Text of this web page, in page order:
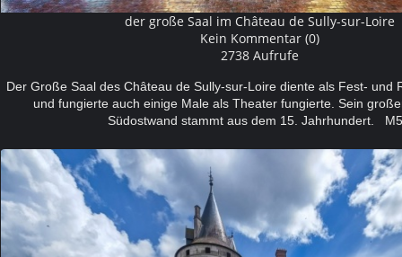
der große Saal im Château de Sully-sur-Loire
Kein Kommentar (0)
2738 Aufrufe
Der Große Saal des Château de Sully-sur-Loire diente als Fest- und
und fungierte auch einige Male als Theater fungierte. Sein
Südostwand stammt aus dem 15. Jahrhundert.